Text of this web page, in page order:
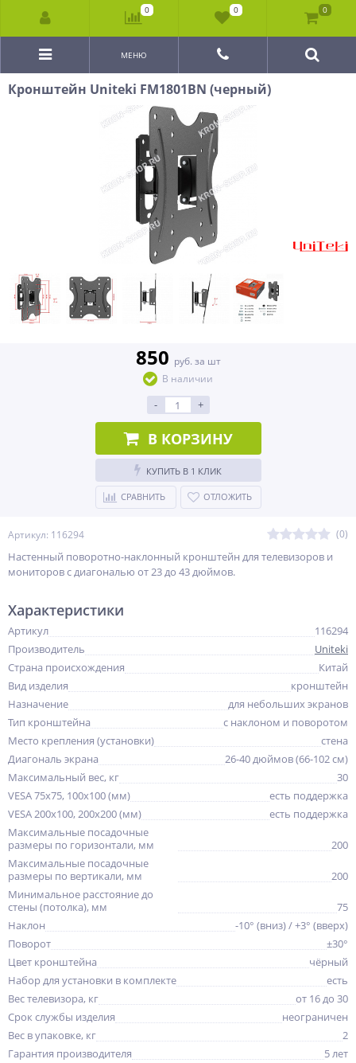
МЕНЮ
Кронштейн Uniteki FM1801BN (черный)
Артикул: 116294 (0)
Настенный поворотно-наклонный кронштейн для телевизоров и
мониторов с диагональю от 23 до 43 дюймов.
850 руб. за шт
В наличии
- +
В КОРЗИНУ
КУПИТЬ В 1 КЛИК
СРАВНИТЬ ОТЛОЖИТЬ
Характеристики
Артикул
116294
Производитель
Uniteki
Страна происхождения
Китай
Вид изделия
кронштейн
Назначение
для небольших экранов
Тип кронштейна
с наклоном и поворотом
Место крепления (установки)
стена
Диагональ экрана
26-40 дюймов (66-102 см)
Максимальный вес, кг
30
VESA 75x75, 100x100 (мм)
есть поддержка
VESA 200x100, 200x200 (мм)
есть поддержка
Максимальные посадочные
размеры по горизонтали, мм
200
Максимальные посадочные
размеры по вертикали, мм
200
Минимальное расстояние до
стены (потолка), мм
75
Наклон
-10° (вниз) / +3° (вверх)
Поворот
±30°
Цвет кронштейна
чёрный
Набор для установки в комплекте
есть
Вес телевизора, кг
от 16 до 30
Срок службы изделия
неограничен
Вес в упаковке, кг
2
Гарантия производителя
5 лет
0 0 0